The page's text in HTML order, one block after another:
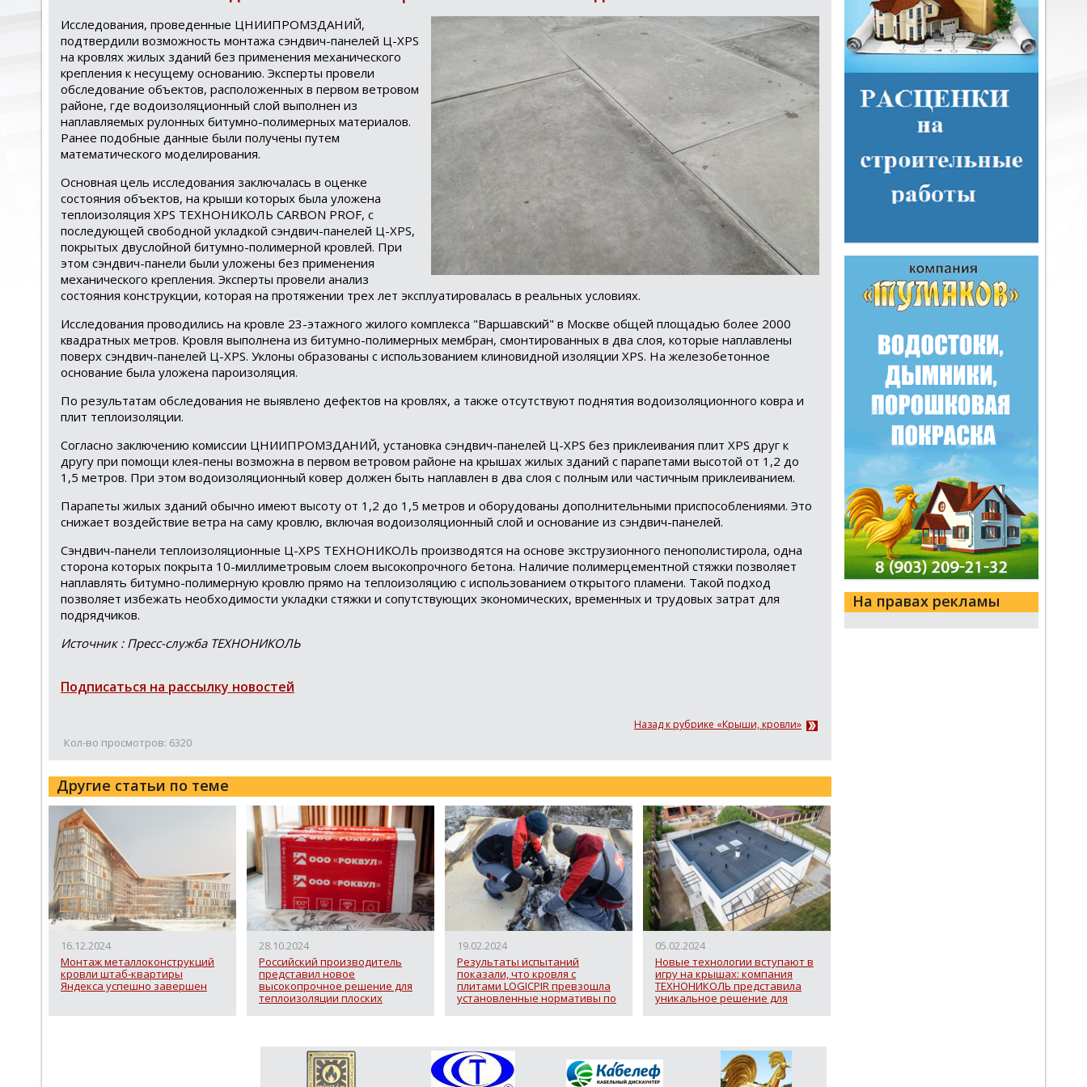
Исследования, проведенные ЦНИИПРОМЗДАНИЙ,
подтвердили возможность монтажа сэндвич-панелей Ц-XPS
на кровлях жилых зданий без применения механического
крепления к несущему основанию. Эксперты провели
обследование объектов, расположенных в первом ветровом
районе, где водоизоляционный слой выполнен из
наплавляемых рулонных битумно-полимерных материалов.
Ранее подобные данные были получены путем
математического моделирования.
Основная цель исследования заключалась в оценке
состояния объектов, на крыши которых была уложена
теплоизоляция XPS ТЕХНОНИКОЛЬ CARBON PROF, с
последующей свободной укладкой сэндвич-панелей Ц-XPS,
покрытых двуслойной битумно-полимерной кровлей. При
этом сэндвич-панели были уложены без применения
механического крепления. Эксперты провели анализ
состояния конструкции, которая на протяжении трех лет эксплуатировалась в реальных условиях.
Исследования проводились на кровле 23-этажного жилого комплекса "Варшавский" в Москве общей площадью более 2000
квадратных метров. Кровля выполнена из битумно-полимерных мембран, смонтированных в два слоя, которые наплавлены
поверх сэндвич-панелей Ц-XPS. Уклоны образованы с использованием клиновидной изоляции XPS. На железобетонное
основание была уложена пароизоляция.
По результатам обследования не выявлено дефектов на кровлях, а также отсутствуют поднятия водоизоляционного ковра и
плит теплоизоляции.
Согласно заключению комиссии ЦНИИПРОМЗДАНИЙ, установка сэндвич-панелей Ц-XPS без приклеивания плит XPS друг к
другу при помощи клея-пены возможна в первом ветровом районе на крышах жилых зданий с парапетами высотой от 1,2 до
1,5 метров. При этом водоизоляционный ковер должен быть наплавлен в два слоя с полным или частичным приклеиванием.
Парапеты жилых зданий обычно имеют высоту от 1,2 до 1,5 метров и оборудованы дополнительными приспособлениями. Это
снижает воздействие ветра на саму кровлю, включая водоизоляционный слой и основание из сэндвич-панелей.
Сэндвич-панели теплоизоляционные Ц-XPS ТЕХНОНИКОЛЬ производятся на основе экструзионного пенополистирола, одна
сторона которых покрыта 10-миллиметровым слоем высокопрочного бетона. Наличие полимерцементной стяжки позволяет
наплавлять битумно-полимерную кровлю прямо на теплоизоляцию с использованием открытого пламени. Такой подход
позволяет избежать необходимости укладки стяжки и сопутствующих экономических, временных и трудовых затрат для
подрядчиков.
Источник : Пресс-служба ТЕХНОНИКОЛЬ
Подписаться на рассылку новостей
Назад к рубрике «Крыши, кровли»
Кол-во просмотров: 6320
Другие статьи по теме
16.12.2024
Монтаж металлоконструкций
кровли штаб-квартиры
Яндекса успешно завершен
28.10.2024
Российский производитель
представил новое
высокопрочное решение для
теплоизоляции плоских
19.02.2024
Результаты испытаний
показали, что кровля с
плитами LOGICPIR превзошла
установленные нормативы по
05.02.2024
Новые технологии вступают в
игру на крышах: компания
ТЕХНОНИКОЛЬ представила
уникальное решение для
На правах рекламы